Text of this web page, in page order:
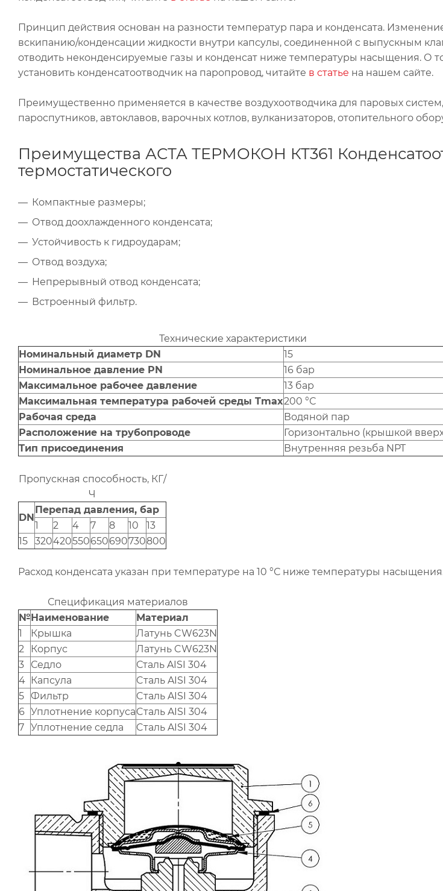
Принцип действия основан на разности температур пара и конденсата.
вскипанию/конденсации жидкости внутри капсулы, соединенной с выпускным
отводить неконденсируемые газы и конденсат ниже температуры насыщения. О
установить конденсатоотводчик на паропровод, читайте в статье на нашем сайте.
Преимущественно применяется в качестве воздухоотводчика для паровых
пароспутников, автоклавов, варочных котлов, вулканизаторов, отопительного
Преимущества АСТА ТЕРМОКОН КТ361
термостатического
Компактные размеры;
Отвод доохлажденного конденсата;
Устойчивость к гидроударам;
Отвод воздуха;
Непрерывный отвод конденсата;
Встроенный фильтр.
Технические характеристики
Номинальный диаметр DN
15
Номинальное давление PN
16 бар
Максимальное рабочее давление
13 бар
Максимальная температура рабочей среды Tmax200 °С
Рабочая среда
Водяной пар
Расположение на трубопроводе
Горизонтально (крышкой
Тип присоединения
Внутренняя резьба NPT
Пропускная способность, КГ/
Ч
DN
Перепад давления, бар
1
2 4 7 8 10
13
15
320420550650690730800
Расход конденсата указан при температуре на 10 °С ниже температуры
Спецификация материалов
№Наименование
Материал
1
Крышка
Латунь CW623N
2
Корпус
Латунь CW623N
3
Седло
Сталь AISI 304
4 Капсула
Cталь AISI 304
5 Фильтр
Cталь AISI 304
6 Уплотнение корпусаCталь AISI 304
7 Уплотнение седла Cталь AISI 304